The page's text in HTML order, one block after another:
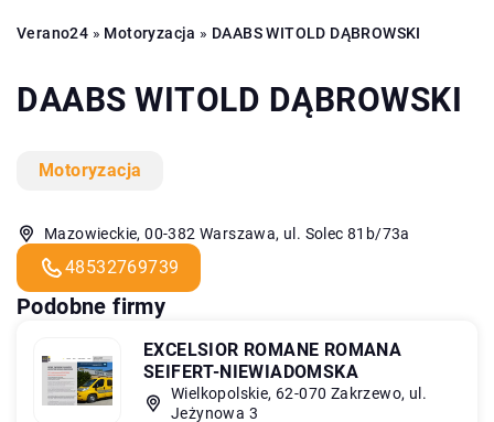
Verano24 » Motoryzacja » DAABS WITOLD DĄBROWSKI
DAABS WITOLD DĄBROWSKI
Motoryzacja
Mazowieckie, 00-382 Warszawa, ul. Solec 81b/73a
48532769739
Podobne firmy
EXCELSIOR ROMANE ROMANA
SEIFERT-NIEWIADOMSKA
Wielkopolskie, 62-070 Zakrzewo, ul.
Jeżynowa 3